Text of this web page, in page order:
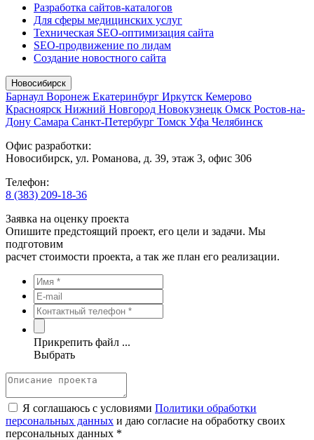
Разработка сайтов-каталогов
Для сферы медицинских услуг
Техническая SEO-оптимизация сайта
SEO-продвижение по лидам
Создание новостного сайта
Новосибирск
Барнаул Воронеж Екатеринбург Иркутск Кемерово
Красноярск Нижний Новгород Новокузнецк Омск Ростов-на-
Дону Самара Санкт-Петербург Томск Уфа Челябинск
Офис разработки:
Новосибирск, ул. Романова, д. 39, этаж 3, офис 306
Телефон:
8 (383) 209-18-36
Заявка на оценку проекта
Опишите предстоящий проект, его цели и задачи. Мы
подготовим
расчет стоимости проекта, а так же план его реализации.
Прикрепить файл ...
Выбрать
Я соглашаюсь с условиями Политики обработки
персональных данных и даю согласие на обработку своих
персональных данных *